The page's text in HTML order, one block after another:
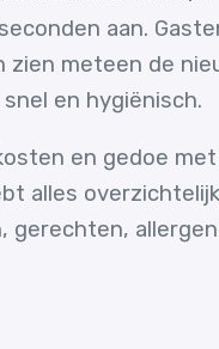
aan.
zien meteen de
en hygiënisch.
en gedoe met
alles
gerechten,